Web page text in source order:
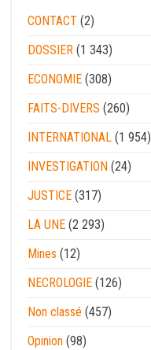
CONTACT (2)
DOSSIER (1 343)
ECONOMIE (308)
FAITS-DIVERS (260)
INTERNATIONAL (1 954)
INVESTIGATION (24)
JUSTICE (317)
LA UNE (2 293)
Mines (12)
NECROLOGIE (126)
Non classé (457)
Opinion (98)